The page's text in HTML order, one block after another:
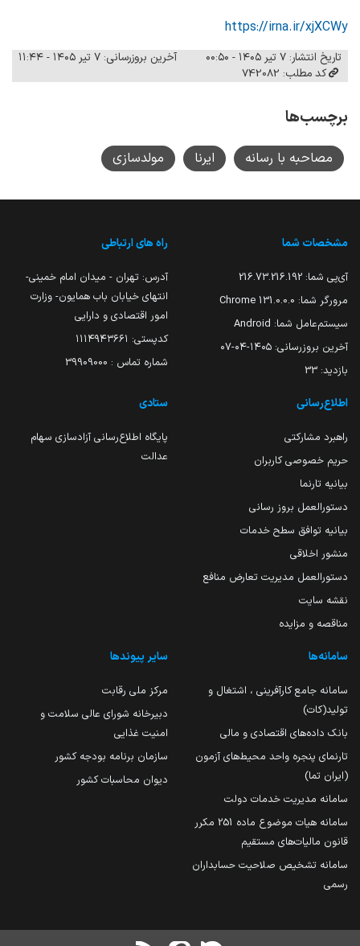
https://irna.ir/xjXCWy
تاریخ انتشار: ۷ تیر ۱۴۰۵ - ۰۰:۵۰
آخرین بروزرسانی: ۷ تیر ۱۴۰۵ - ۱۱:۴۴
کد مطلب: 742082
برچسب‌ها
مصاحبه با رسانه ایرنا مولدسازی
مشخصات شما
آی‌پی شما: 216.73.216.192
مرورگر شما: 131.0.0.0 Chrome
سیستم‌عامل شما: Android
آخرین بروزرسانی: ۱۴۰۵-۰۴-۰۷
بازدید: 33
راه های ارتباطی
آدرس: تهران - میدان امام خمینی-
انتهای خیابان باب همایون- وزارت
امور اقتصادی و دارایی
کدپستی: ۱۱۱۴۹۴۳۶۶۱
شماره تماس : 39909000
اطلاع‌رسانی
راهبرد مشارکتی
حریم خصوصی کاربران
بیانیه تارنما
دستورالعمل بروز رسانی
بیانیه توافق سطح خدمات
منشور اخلاقی
دستورالعمل مدیریت تعارض منافع
نقشه سایت
مناقصه و مزایده
ستادی
پایگاه اطلاع‌رسانی آزادسازی سهام
عدالت
سامانه‌ها
سامانه جامع کارآفرینی ، اشتغال و
تولید(کات)
بانک داده‌های اقتصادی و مالی
تارنمای پنجره واحد محیط‌های آزمون
(ایران تما)
سامانه مدیریت خدمات دولت
سامانه هیات موضوع ماده 251 مکرر
قانون مالیات‌های مستقیم
سامانه تشخیص صلاحیت حسابداران
رسمی
سایر پیوندها
مرکز ملی رقابت
دبیرخانه شورای عالی سلامت و
امنیت غذایی
سازمان برنامه بودجه کشور
دیوان محاسبات کشور